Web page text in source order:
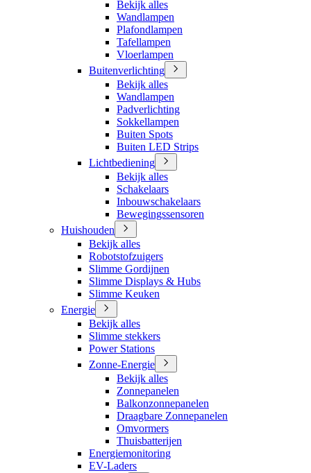
Bekijk alles
Wandlampen
Plafondlampen
Tafellampen
Vloerlampen
Buitenverlichting
Bekijk alles
Wandlampen
Padverlichting
Sokkellampen
Buiten Spots
Buiten LED Strips
Lichtbediening
Bekijk alles
Schakelaars
Inbouwschakelaars
Bewegingssensoren
Huishouden
Bekijk alles
Robotstofzuigers
Slimme Gordijnen
Slimme Displays & Hubs
Slimme Keuken
Energie
Bekijk alles
Slimme stekkers
Power Stations
Zonne-Energie
Bekijk alles
Zonnepanelen
Balkonzonnepanelen
Draagbare Zonnepanelen
Omvormers
Thuisbatterijen
Energiemonitoring
EV-Laders